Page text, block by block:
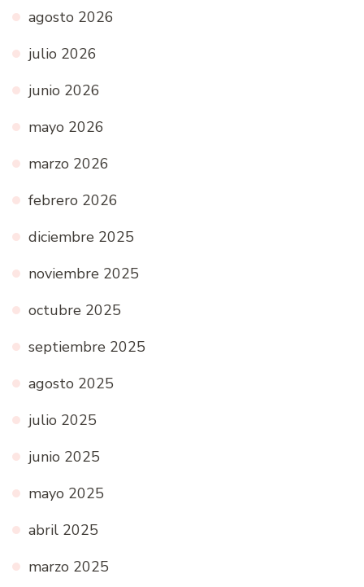
agosto 2026
julio 2026
junio 2026
mayo 2026
marzo 2026
febrero 2026
diciembre 2025
noviembre 2025
octubre 2025
septiembre 2025
agosto 2025
julio 2025
junio 2025
mayo 2025
abril 2025
marzo 2025